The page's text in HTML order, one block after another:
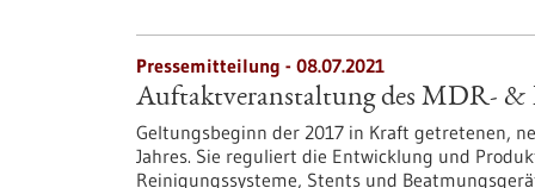
Pressemitteilung - 08.07.2021
Auftaktveranstaltung des MDR-
Geltungsbeginn der 2017 in Kraft getretenen,
Jahres. Sie reguliert die Entwicklung und
Reinigungssysteme, Stents und